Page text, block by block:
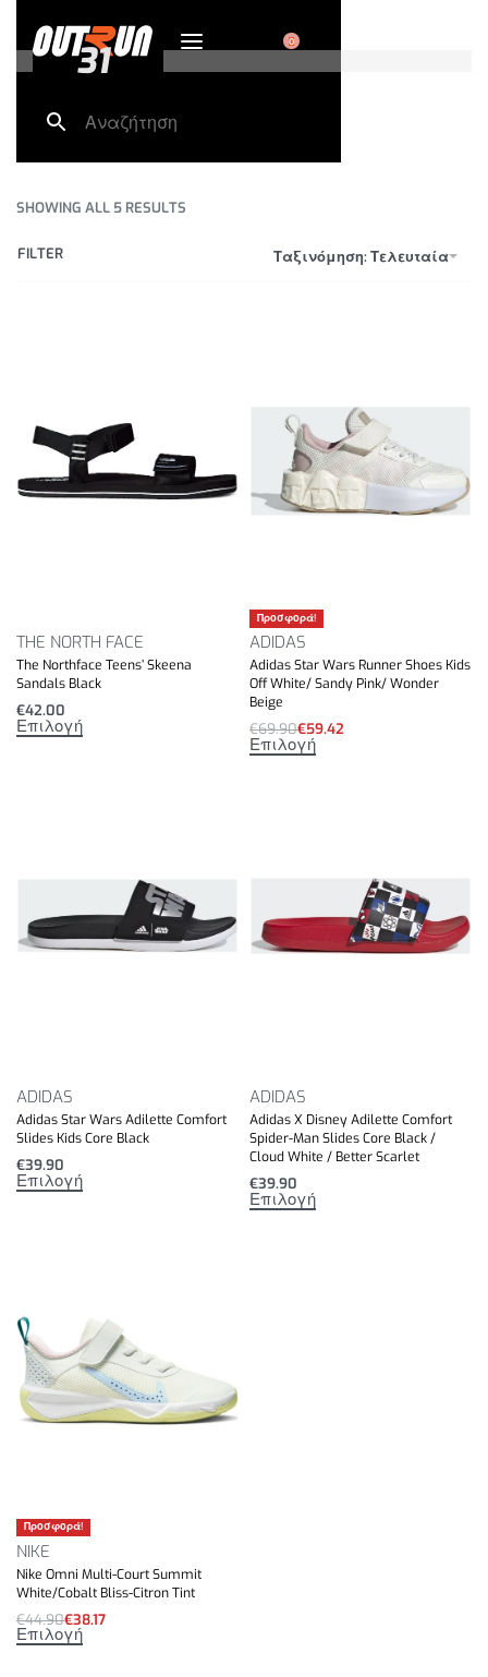
0
31
SHOWING ALL 5 RESULTS
Ταξινόμηση: Τελευταία
FILTER
THE NORTH FACE
The Northface Teens’ Skeena
Sandals Black
€42.00
Επιλογή
Προσφορά!
ADIDAS
Adidas Star Wars Runner Shoes Kids
Off White/ Sandy Pink/ Wonder
Beige
€69.90€59.42
Επιλογή
ADIDAS
Adidas Star Wars Adilette Comfort
Slides Kids Core Black
€39.90
Επιλογή
ADIDAS
Adidas X Disney Adilette Comfort
Spider-Man Slides Core Black /
Cloud White / Better Scarlet
€39.90
Επιλογή
Προσφορά!
NIKE
Nike Omni Multi-Court Summit
White/Cobalt Bliss-Citron Tint
€44.90€38.17
Επιλογή